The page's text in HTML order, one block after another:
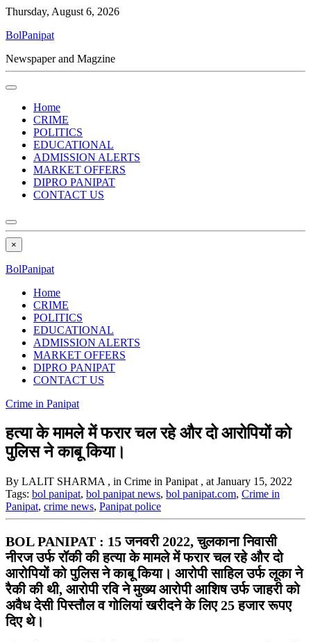
Thursday, August 6, 2026
BolPanipat
Newspaper and Magzine
Home
CRIME
POLITICS
EDUCATIONAL
ADMISSION ALERTS
MARKET OFFERS
DIPRO PANIPAT
CONTACT US
×
BolPanipat
Home
CRIME
POLITICS
EDUCATIONAL
ADMISSION ALERTS
MARKET OFFERS
DIPRO PANIPAT
CONTACT US
Crime in Panipat
हत्या के मामले में फरार चल रहे और दो आरोपियों को
पुलिस ने काबू किया।
By LALIT SHARMA , in Crime in Panipat , at January 15, 2022
Tags: bol panipat, bol panipat news, bol panipat.com, Crime in
Panipat, crime news, Panipat police
BOL PANIPAT : 15 जनवरी 2022, चुलकाना निवासी
नीरज उर्फ रॉकी की हत्या के मामले में फरार चल रहे और दो
आरोपियों को पुलिस ने काबू किया। आरोपी साहिल उर्फ लूका ने
रैकी की थी, आरोपी रवि ने मुख्य आरोपी आशिष उर्फ जाहरी को
अवैध देसी पिस्तौल व गोलियां खरीदने के लिए 25 हजार रूपए
दिए थे।